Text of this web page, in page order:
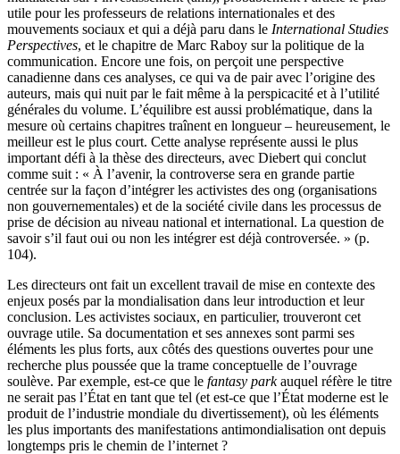
utile pour les professeurs de relations internationales et des
mouvements sociaux et qui a déjà paru dans le International Studies
Perspectives, et le chapitre de Marc Raboy sur la politique de la
communication. Encore une fois, on perçoit une perspective
canadienne dans ces analyses, ce qui va de pair avec l’origine des
auteurs, mais qui nuit par le fait même à la perspicacité et à l’utilité
générales du volume. L’équilibre est aussi problématique, dans la
mesure où certains chapitres traînent en longueur – heureusement, le
meilleur est le plus court. Cette analyse représente aussi le plus
important défi à la thèse des directeurs, avec Diebert qui conclut
comme suit : « À l’avenir, la controverse sera en grande partie
centrée sur la façon d’intégrer les activistes des ong (organisations
non gouvernementales) et de la société civile dans les processus de
prise de décision au niveau national et international. La question de
savoir s’il faut oui ou non les intégrer est déjà controversée. » (p.
104).
Les directeurs ont fait un excellent travail de mise en contexte des
enjeux posés par la mondialisation dans leur introduction et leur
conclusion. Les activistes sociaux, en particulier, trouveront cet
ouvrage utile. Sa documentation et ses annexes sont parmi ses
éléments les plus forts, aux côtés des questions ouvertes pour une
recherche plus poussée que la trame conceptuelle de l’ouvrage
soulève. Par exemple, est-ce que le fantasy parkauquel réfère le titre
ne serait pas l’État en tant que tel (et est-ce que l’État moderne est le
produit de l’industrie mondiale du divertissement), où les éléments
les plus importants des manifestations antimondialisation ont depuis
longtemps pris le chemin de l’internet ?